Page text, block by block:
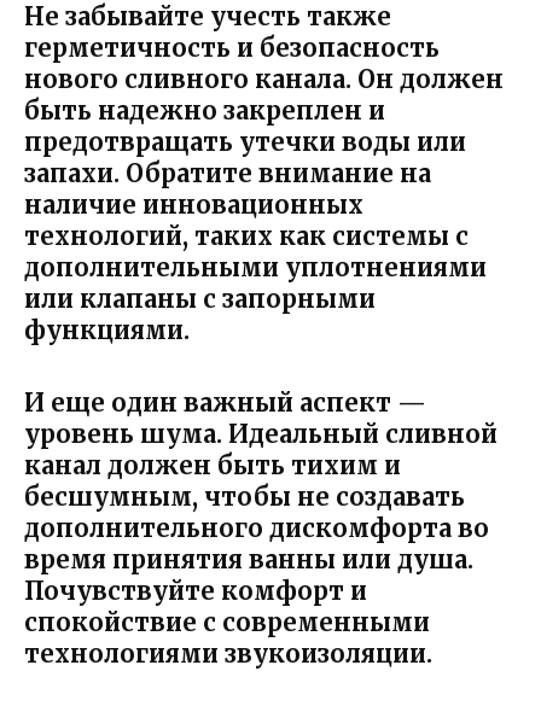
Не забывайте учесть также
герметичность и безопасность
нового сливного канала. Он должен
быть надежно закреплен и
предотвращать утечки воды или
запахи. Обратите внимание на
наличие инновационных
технологий, таких как системы с
дополнительными уплотнениями
или клапаны с запорными
функциями.
И еще один важный аспект —
уровень шума. Идеальный сливной
канал должен быть тихим и
бесшумным, чтобы не создавать
дополнительного дискомфорта во
время принятия ванны или душа.
Почувствуйте комфорт и
спокойствие с современными
технологиями звукоизоляции.